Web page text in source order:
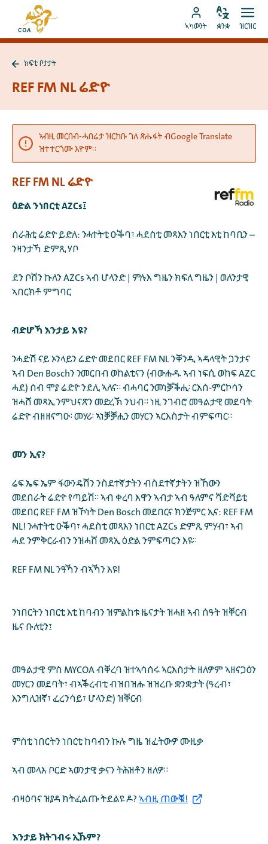
ትሕዝቶ
መበገሲ
ገጽ
MyCOA
ናብ
MyCOA
ኣካውንት
ቋንቋ
ቋንቋ
ክፈት
ዝርዝር
ቦታታት
ክፍቲ ቦታታት
REF FM NL ሬድዮ
ኣብዚ መርበብ-ሓበሬታ ዝርከቡ ገለ ጽሑፋት ብGoogle Translate
ዝተተርጎሙ እዮም።
REF FM NL ሬድዮ
ዕድል ንነበርቲ AZCs፤
ሰራሕቲ ሬድዮ ይድለ: ንሓተትቲ ዑቕባ፣ ሓደስቲ መጻእን ነበርቲ እቲ ከባቢን –
ንዛንታኻ ድምጺ ሃቦ
ደን ቦሽን ኩለን AZCs ኣብ ሆላንድ | ምሉእ ግዜን ክፍለ ግዜን | ወለንታዊ
ኣበርክቶ ምግባር
ብድሆኻ እንታይ እዩ?
ንሓድሽ ናይ ኦንላይን ሬድዮ መደበር REF FM NL ንቐንዲ ኣዳላዊት ጋንታና
ኣብ Den Boschን ንመርበብ ወከልቲናን (ብውሑዱ ኣብ ነፍሲ ወከፍ AZC
ሓደ) ሰብ ሞያ ሬድዮ ንደሊ ኣለና። ብሓባር ንመነቓቕሒ፡ ርእሰ-ምርኮሳን
ዝሓሸ መጻኢ ንምህናጽን መድረኽ ንህብ። ነዚ ንገብሮ መዓልታዊ መደባት
ሬድዮ ብዘዘናግዑ፡ መሃሪ፡ ኣነቓቓሒን መሃርን ኣርእስታት ብምፍጣር።
መን ኢና?
ሬፍ ኤፍ ኤም ፋውንዴሽን ንስደተኛታትን ብስደተኛታትን ዝኸውን
መደበራት ሬድዮ የጣይሽ። ኣብ ቀረባ እዋን ኣብታ ኣብ ዓለምና ሻድሻይቲ
መደበር REF FM ዝኾነት Den Bosch መደበርና ክንጅምር ኢና: REF FM
NL! ንሓተትቲ ዑቕባ፣ ሓደስቲ መጻእን ነበርቲ AZCs ድምጺ ምሃብ፣ ኣብ
ሓደ ንምቅርራብን ንዝሓሸ መጻኢ ዕድል ንምፍጣርን እዩ።
REF FM NL ንዓኻን ብኣኻን እዩ!
ንነበርትን ነበርቲ እቲ ከባብን ዝምልከቱ ዜናታት ዝሓዘ ኣብ ሰዓት ዝቐርብ
ዜና ቡለቲን፤
መዓልታዊ ምስ MYCOA ብቐረባ ዝተኣሳሰሩ ኣርእስታት ዘለዎም ኣዘናጋዕን
መሃርን መደባት፣ ብኣቕረብቲ ብዝበዝሑ ዝዝረቡ ቋንቋታት (ዓረብ፣
እንግሊዝኛ፣ ፈረንሳይ፣ ሆላንድ) ዝቐርብ
ምስቲ ነበርትን ነበርቲ ከባብን ኩሉ ግዜ ዝፈትውዎ ሙዚቃ
ኣብ መላእ ቦርድ ኣወንታዊ ቃናን ትሕዝቶን ዘለዎ።
ብዛዕባና ዝያዳ ክትፈልጡ ትደልዩ ዶ? ኣብዚ ጠውቑ!
እንታይ ክትገብሩ ኢኹም?